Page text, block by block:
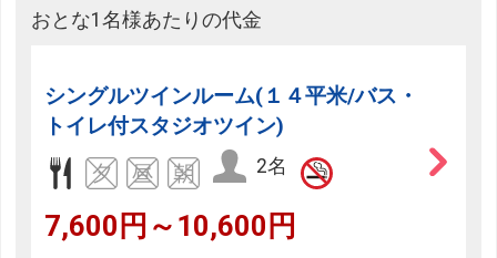
おとな1名様あたりの代金
シングルツインルーム(１４平米/バス・
トイレ付スタジオツイン)
2名
7,600円～10,600円